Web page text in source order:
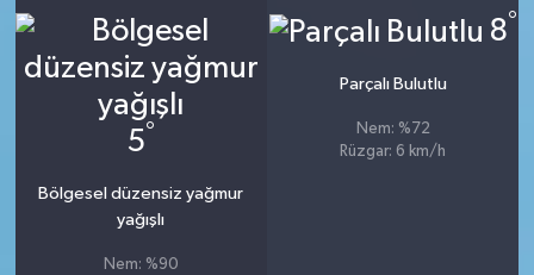
5°
Bölgesel düzensiz yağmur
yağışlı
Nem: %90
8°
Parçalı Bulutlu
Nem: %72
Rüzgar: 6 km/h